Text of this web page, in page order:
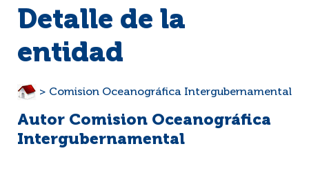
Detalle de la
entidad
> Comision Oceanográfica Intergubernamental
Autor Comision Oceanográfica
Intergubernamental